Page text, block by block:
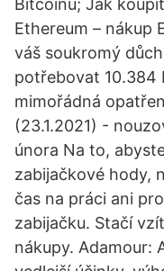
Bitcoinu; Jak
Ethereum – nákup
váš soukromý
potřebovat 10.384
mimořádná
(23.1.2021) -
února Na to,
zabijačkové hody,
čas na práci ani
zabijačku. Stačí
nákupy. Adamour: